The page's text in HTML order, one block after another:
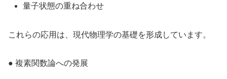
量子状態の重ね合わせ
これらの応用は、現代物理学の基礎を形成しています。
● 複素関数論への発展